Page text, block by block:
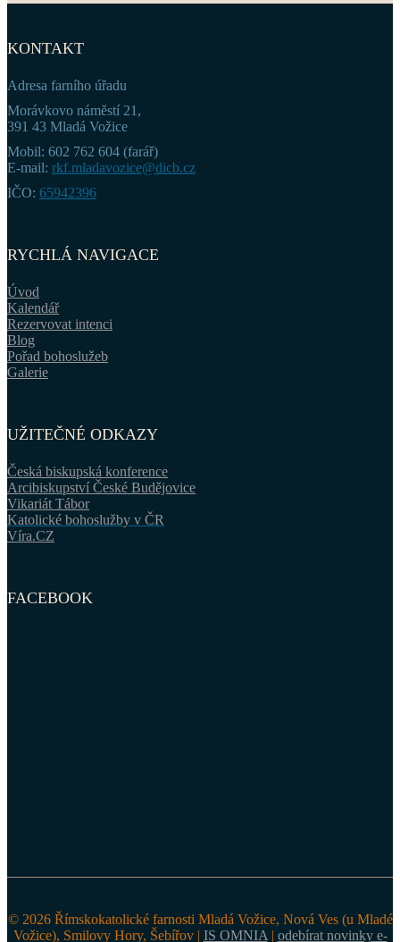
KONTAKT
Adresa farního úřadu
Morávkovo náměstí 21,
391 43 Mladá Vožice
Mobil: 602 762 604 (farář)
E-mail: rkf.mladavozice@dicb.cz
IČO: 65942396
RYCHLÁ NAVIGACE
Úvod
Kalendář
Rezervovat intenci
Blog
Pořad bohoslužeb
Galerie
UŽITEČNÉ ODKAZY
Česká biskupská konference
Arcibiskupství České Budějovice
Vikariát Tábor
Katolické bohoslužby v ČR
Víra.CZ
FACEBOOK
© 2026 Římskokatolické farnosti Mladá Vožice, Nová Ves (u Mladé
Vožice), Smilovy Hory, Šebířov | IS OMNIA | odebírat novinky e-